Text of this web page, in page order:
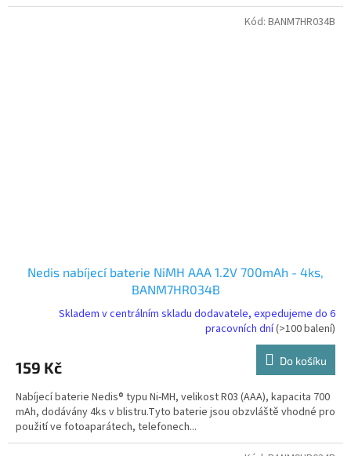
Nedis nabíjecí baterie NiMH AAA 1.2V 700mAh - 4ks,
BANM7HR034B
Skladem v centrálním skladu dodavatele, expedujeme do 6
pracovních dní(>100 balení)
159 Kč Do košíku
Nabíjecí baterie Nedis® typu Ni-MH, velikost R03 (AAA), kapacita 700
mAh, dodávány 4ks v blistru.Tyto baterie jsou obzvláště vhodné pro
použití ve fotoaparátech, telefonech...
Kód: BANM7HR034B